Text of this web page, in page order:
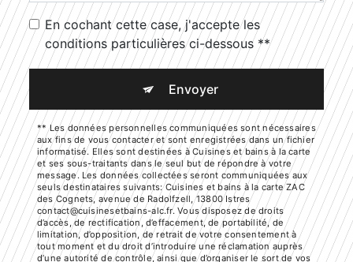
En cochant cette case, j'accepte les
conditions particulières ci-dessous **
Envoyer
** Les données personnelles communiquées sont nécessaires
aux fins de vous contacter et sont enregistrées dans un fichier
informatisé. Elles sont destinées à Cuisines et bains à la carte
et ses sous-traitants dans le seul but de répondre à votre
message. Les données collectées seront communiquées aux
seuls destinataires suivants: Cuisines et bains à la carte ZAC
des Cognets, avenue de Radolfzell, 13800 Istres
contact@cuisinesetbains-alc.fr. Vous disposez de droits
d’accès, de rectification, d’effacement, de portabilité, de
limitation, d’opposition, de retrait de votre consentement à
tout moment et du droit d’introduire une réclamation auprès
d’une autorité de contrôle, ainsi que d’organiser le sort de vos